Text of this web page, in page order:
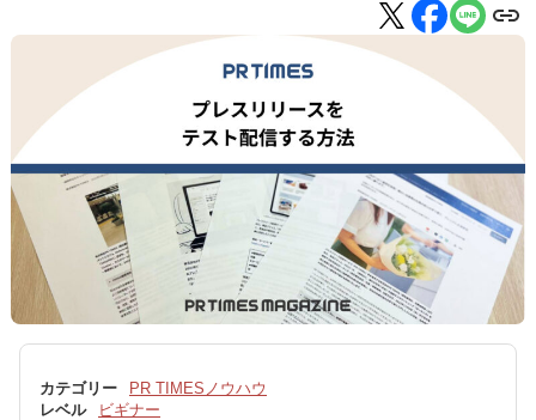
カテゴリー
PR TIMESノウハウ
レベル
ビギナー